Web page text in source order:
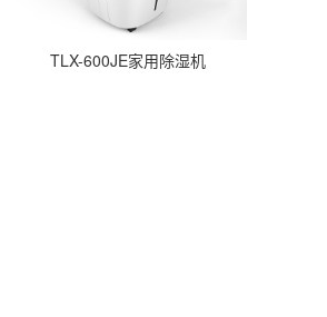
TLX-600JE家用除湿机